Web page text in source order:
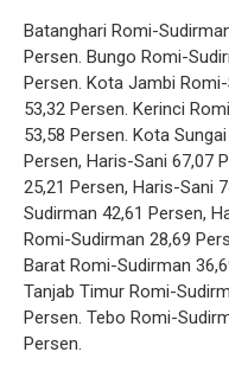
Batanghari Romi-
Persen. Bungo Romi-
Persen. Kota Jambi
53,32 Persen. Kerinci
53,58 Persen. Kota
Persen, Haris-Sani 67,07
25,21 Persen, Haris-Sani
Sudirman 42,61 Persen,
Romi-Sudirman 28,69
Barat Romi-Sudirman
Tanjab Timur Romi-
Persen. Tebo Romi-
Persen.